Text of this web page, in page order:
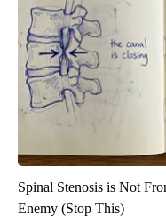
Spinal Stenosis is Not
Enemy (Stop This)